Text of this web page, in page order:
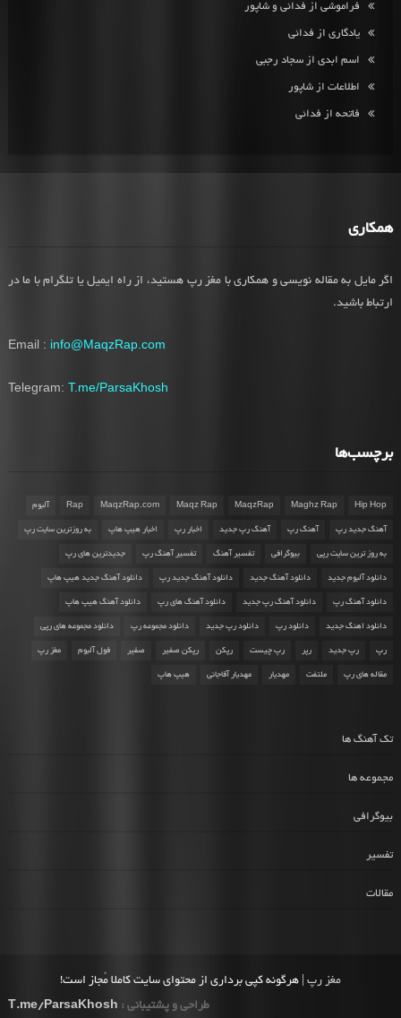
فراموشی از فدائی و شاپور
یادگاری از فدائی
اسم ابدی از سجاد رجبی
اطلاعات از شاپور
فاتحه از فدائی
همکاری
اگر مایل به مقاله نویسی و همکاری با مغز رپ هستید، از راه ایمیل یا تلگرام با ما در
ارتباط باشید.
Email : info@MaqzRap.com
Telegram: T.me/ParsaKhosh
برچسب‌ها
Hip Hop
Maghz Rap
MaqzRap
Maqz Rap
MaqzRap.com
Rap آلبوم
آهنگ جدید رپ آهنگ رپ آهنگ رپ جدید اخبار رپ اخبار هیپ هاپ به روزترین سایت رپ
به روز ترین سایت رپی بیوگرافی تفسیر آهنگ تفسیر آهنگ رپ جدیدترین های رپ
دانلود آلبوم جدید دانلود آهنگ جدید دانلود آهنگ جدید رپ دانلود آهنگ جدید هیپ هاپ
دانلود آهنگ رپ دانلود آهنگ رپ جدید دانلود آهنگ های رپ دانلود آهنگ هیپ هاپ
دانلود اهنگ جدید دانلود رپ دانلود رپ جدید دانلود مجموعه رپ دانلود مجموعه های رپی
رپ رپ جدید رپر رپ چیست رپکن رپکن صفیر صفیر فول آلبوم مغز رپ
مقاله های رپ ملتفت مهدیار مهدیار آقاجانی هیپ هاپ
تک آهنگ ها
مجموعه ها
بیوگرافی
تفسیر
مقالات
مغز رپ | هرگونه کپی برداری از محتوای سایت کاملا مُجاز است!
طراحی و پشتیبانی : T.me/ParsaKhosh